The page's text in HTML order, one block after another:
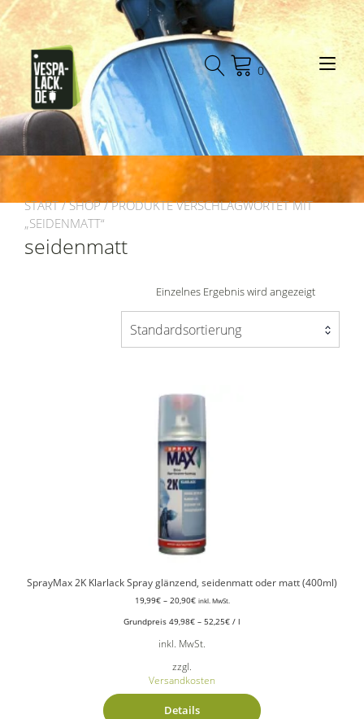
Zum
Inhalt
springen
0
START/SHOP/ PRODUKTE VERSCHLAGWORTET MIT
„SEIDENMATT“
seidenmatt
Einzelnes Ergebnis wird angezeigt
Standardsortierung
SprayMax 2K Klarlack Spray glänzend, seidenmatt oder matt (400ml)
19,99€– 20,90€ inkl. MwSt.
Grundpreis 49,98€ – 52,25€ / l
inkl. MwSt.
zzgl.
Versandkosten
Details